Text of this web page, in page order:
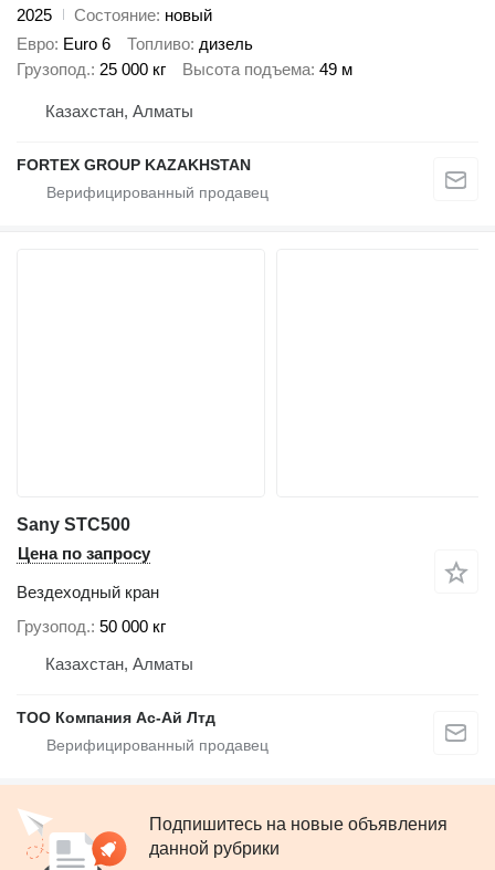
2025
Состояние новый
Евро Euro 6 Топливо дизель
Грузопод. 25 000 кг Высота подъема 49 м
Казахстан, Алматы
FORTEX GROUP KAZAKHSTAN
Sany STC500
Цена по запросу
Вездеходный кран
Грузопод. 50 000 кг
Казахстан, Алматы
ТОО Компания Ас-Ай Лтд
Подпишитесь на новые объявления
данной рубрики